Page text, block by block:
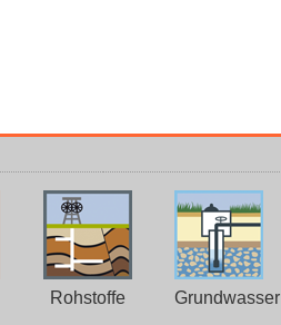
Rohstoffe Grundwasser